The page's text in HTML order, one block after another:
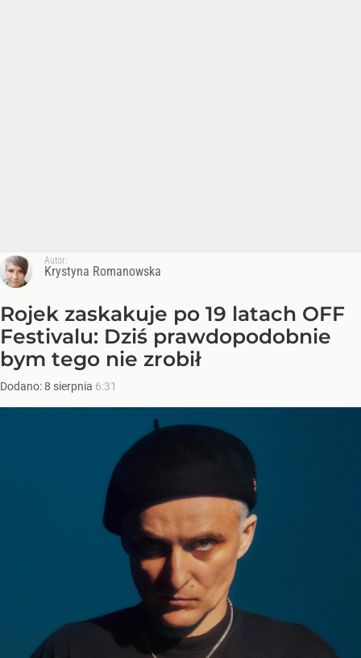
Autor:
Krystyna Romanowska
Rojek zaskakuje po 19 latach OFF
Festivalu: Dziś prawdopodobnie
bym tego nie zrobił
Dodano:8 sierpnia 6:31